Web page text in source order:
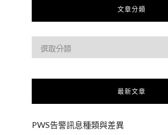
文章分類
最新文章
PWS告警訊息種類與差異